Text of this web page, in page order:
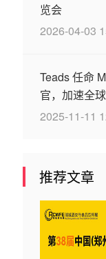
览会
2026-04-03
Teads 任命
官，加速全
2025-11-11
推荐文章